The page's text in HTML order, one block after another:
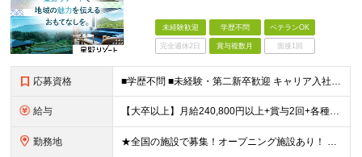
未経験歓迎 学歴不問 ベテランOK
完全週休2日 賞与複数月 面接1回
応募資格 ■学歴不問 ■未経験・第二新卒歓迎 キャリア入社のメンバーは元美容師、営業、教員などさまざま！ 『遠方への引っ越しが可能な方』や『地方に行ってみたい・勤務したい方』なども この機会に新しい人生にチャ
給与 【大卒以上】月給240,800円以上+賞与2回+各種手当 【短大・専門学校卒】月給204,400円以上+賞与2回+各種手当 【上記以外】月給187,000円以上+賞与2回+各種手当 ※経験、資格、能
勤務地 ★全国の施設で募集！オープニング施設あり！ ★希望しない転勤原則なし 【積極採用エリア】 ■界 蔵王（26年10月開業予定） ※開業前に入社された場合、全国の星野リゾートの施設で勤務後、開業時期に異